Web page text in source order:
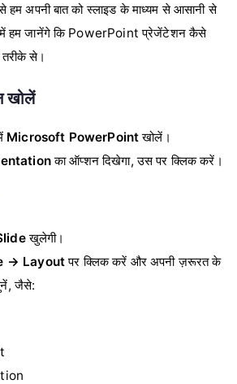
अपनी बात को स्लाइड के माध्यम से आसानी से
हम जानेंगे कि PowerPoint प्रेजेंटेशन कैसे
तरीके से।
खोलें
Microsoft PowerPointखोलें।
का ऑप्शन दिखेगा, उस पर क्लिक करें।
खुलेगी।
→ Layoutपर क्लिक करें और अपनी ज़रूरत के
जैसे: